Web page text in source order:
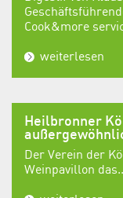
Cook&more
weiterlesen
Heilbronner
Der Verein der
Weinpavillon